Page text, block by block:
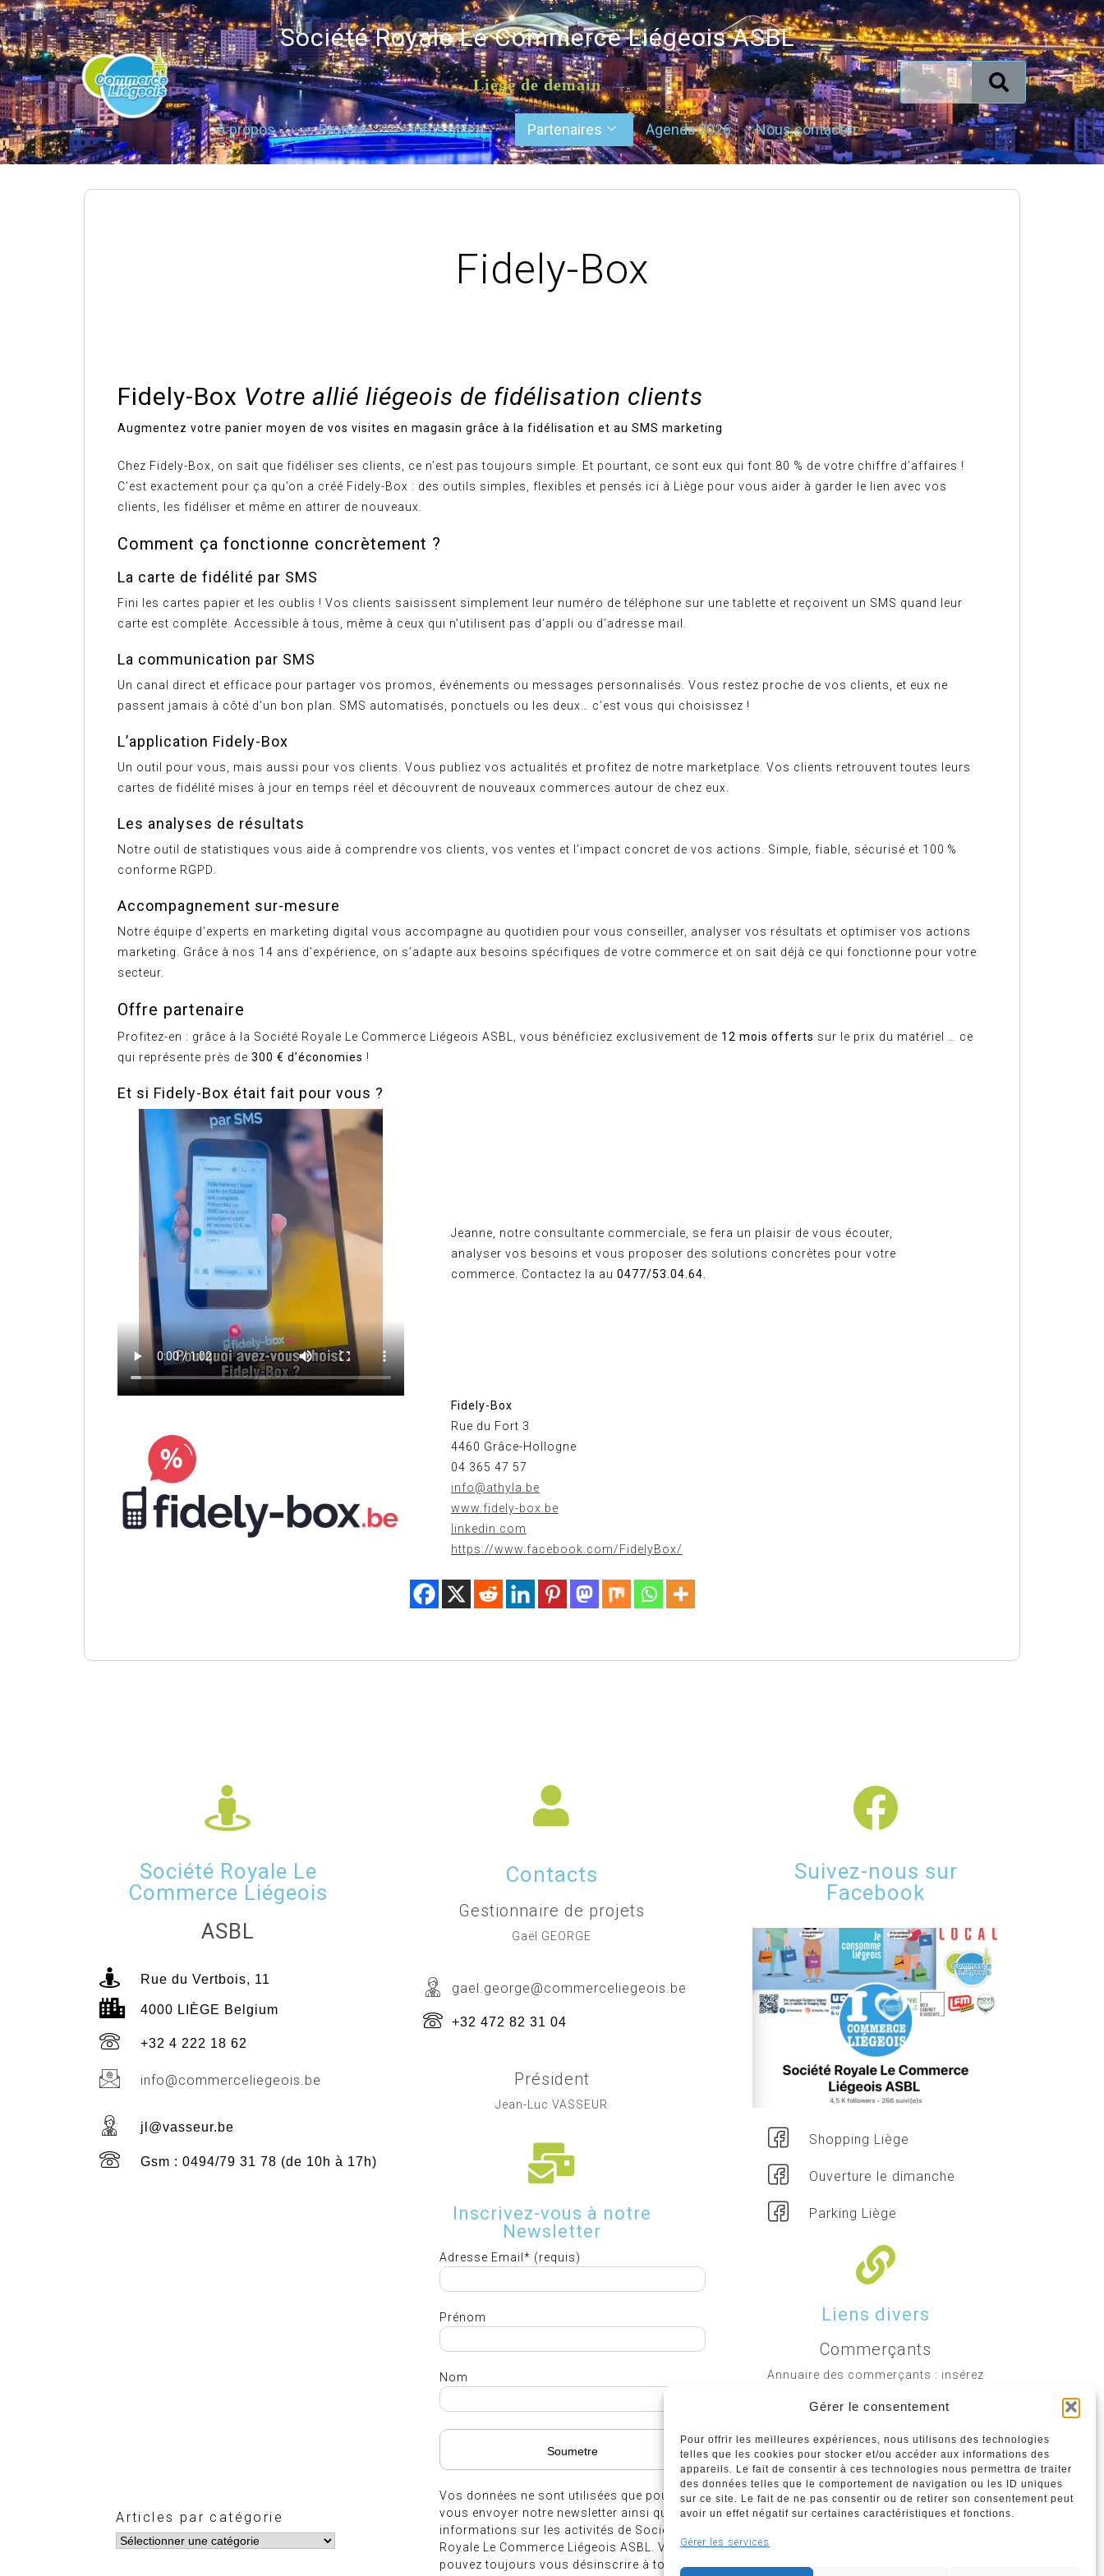
Gérer le consentement
Pour offrir les meilleures expériences, nous utilisons des technologies
telles que les cookies pour stocker et/ou accéder aux informations des
appareils. Le fait de consentir à ces technologies nous permettra de traiter
des données telles que le comportement de navigation ou les ID uniques
sur ce site. Le fait de ne pas consentir ou de retirer son consentement peut
avoir un effet négatif sur certaines caractéristiques et fonctions.
Gérer les services
Société Royale Le Commerce Liégeois ASBL
Liège de demain
À propos Projets Infos utiles Partenaires Agenda 2026 Nous contacter
Fidely-Box
Fidely-Box Votre allié liégeois de fidélisation clients
Augmentez votre panier moyen de vos visites en magasin grâce à la fidélisation et au SMS marketing
Chez Fidely-Box, on sait que fidéliser ses clients, ce n’est pas toujours simple. Et pourtant, ce sont eux qui font 80 % de votre chiffre d’affaires !
C’est exactement pour ça qu’on a créé Fidely-Box : des outils simples, flexibles et pensés ici à Liège pour vous aider à garder le lien avec vos
clients, les fidéliser et même en attirer de nouveaux.
Comment ça fonctionne concrètement ?
La carte de fidélité par SMS
Fini les cartes papier et les oublis ! Vos clients saisissent simplement leur numéro de téléphone sur une tablette et reçoivent un SMS quand leur
carte est complète. Accessible à tous, même à ceux qui n’utilisent pas d’appli ou d’adresse mail.
La communication par SMS
Un canal direct et efficace pour partager vos promos, événements ou messages personnalisés. Vous restez proche de vos clients, et eux ne
passent jamais à côté d’un bon plan. SMS automatisés, ponctuels ou les deux… c’est vous qui choisissez !
L’application Fidely-Box
Un outil pour vous, mais aussi pour vos clients. Vous publiez vos actualités et profitez de notre marketplace. Vos clients retrouvent toutes leurs
cartes de fidélité mises à jour en temps réel et découvrent de nouveaux commerces autour de chez eux.
Les analyses de résultats
Notre outil de statistiques vous aide à comprendre vos clients, vos ventes et l’impact concret de vos actions. Simple, fiable, sécurisé et 100 %
conforme RGPD.
Accompagnement sur-mesure
Notre équipe d’experts en marketing digital vous accompagne au quotidien pour vous conseiller, analyser vos résultats et optimiser vos actions
marketing. Grâce à nos 14 ans d’expérience, on s’adapte aux besoins spécifiques de votre commerce et on sait déjà ce qui fonctionne pour votre
secteur.
Offre partenaire
Profitez-en : grâce à la Société Royale Le Commerce Liégeois ASBL, vous bénéficiez exclusivement de 12 mois offerts sur le prix du matériel … ce
qui représente près de 300 € d’économies !
Et si Fidely-Box était fait pour vous ?
Jeanne, notre consultante commerciale, se fera un plaisir de vous écouter,
analyser vos besoins et vous proposer des solutions concrètes pour votre
commerce. Contactez la au 0477/53.04.64.
Fidely-Box
Rue du Fort 3
4460 Grâce-Hollogne
04 365 47 57
info@athyla.be
www.fidely-box.be
linkedin.com
https://www.facebook.com/FidelyBox/
Société Royale Le
Commerce Liégeois
ASBL
Rue du Vertbois, 11
4000 LIÈGE Belgium
+32 4 222 18 62
info@commerceliegeois.be
jl@vasseur.be
Gsm : 0494/79 31 78 (de 10h à 17h)
Articles par catégorie
Contacts
Gestionnaire de projets
Gaël GEORGE
gael.george@commerceliegeois.be
+32 472 82 31 04
Président
Jean-Luc VASSEUR
Inscrivez-vous à notre
Newsletter
Adresse Email* (requis)
Prénom
Nom
Vos données ne sont utilisées que pour
vous envoyer notre newsletter ainsi que des
informations sur les activités de Société
Royale Le Commerce Liégeois ASBL. Vous
pouvez toujours vous désinscrire à tout
Suivez-nous sur
Facebook
Shopping Liège
Ouverture le dimanche
Parking Liège
Liens divers
Commerçants
Annuaire des commerçants : insérez
annuaire sur notre site ci-dessous
www.commerceliege.be
Politique de cookies